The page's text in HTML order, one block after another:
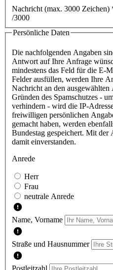
Nachricht (max. 3000 Zeichen)
/3000
Persönliche Daten
Die nachfolgenden Angaben
Antwort auf Ihre Anfrage
mindestens das Feld für die E-
Felder ausfüllen, werden Ihre
Nachricht an den
Gründen des Spamschutzes -
verhindern - wird die IP-
freiwilligen persönlichen
gemacht haben, werden
Bundestag gespeichert. Mit der
damit einverstanden.
Anrede
Herr
Frau
neutrale Anrede
Name, Vorname
Straße und Hausnummer
Postleitzahl